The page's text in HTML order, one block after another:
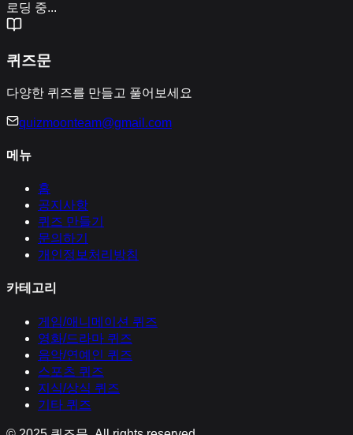
로딩 중...
퀴즈문
다양한 퀴즈를 만들고 풀어보세요
quizmoonteam@gmail.com
메뉴
홈
공지사항
퀴즈 만들기
문의하기
개인정보처리방침
카테고리
게임/애니메이션 퀴즈
영화/드라마 퀴즈
음악/연예인 퀴즈
스포츠 퀴즈
지식/상식 퀴즈
기타 퀴즈